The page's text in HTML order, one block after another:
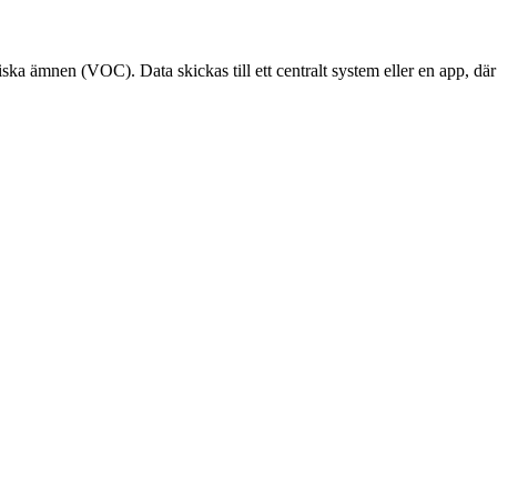
ämnen (VOC). Data skickas till ett centralt system eller en app, där